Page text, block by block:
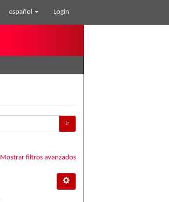
español Login
Ir
Mostrar filtros avanzados